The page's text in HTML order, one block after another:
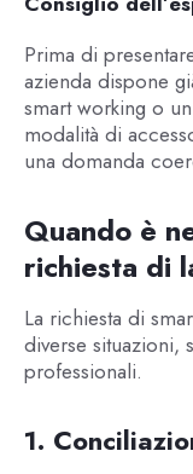
Prima di
azienda dispone
smart working o
modalità di
una domanda
Quando è
richiesta di
La richiesta di
diverse situazioni,
professionali.
1.